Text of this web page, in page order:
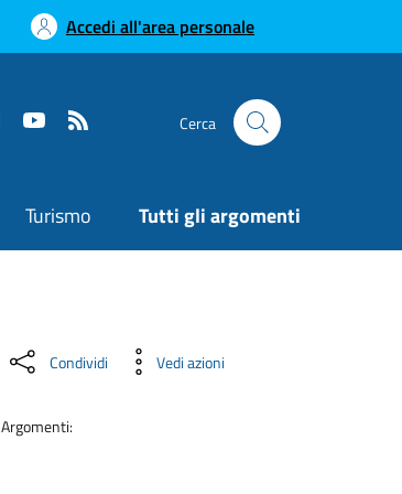
Accedi all'area personale
Cerca
Turismo Tutti gli argomenti
Condividi Vedi azioni
Argomenti: